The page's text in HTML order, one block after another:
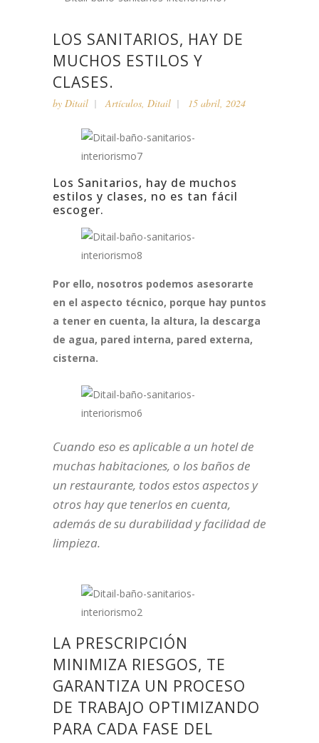
LOS SANITARIOS, HAY DE
MUCHOS ESTILOS Y
CLASES.
by Ditail Artículos, Ditail 15 abril, 2024
Los Sanitarios, hay de muchos
estilos y clases, no es tan fácil
escoger.
Por ello, nosotros podemos asesorarte
en el aspecto técnico, porque hay puntos
a tener en cuenta, la altura, la descarga
de agua, pared interna, pared externa,
cisterna.
Cuando eso es aplicable a un hotel de
muchas habitaciones, o los baños de
un restaurante, todos estos aspectos y
otros hay que tenerlos en cuenta,
además de su durabilidad y facilidad de
limpieza.
LA PRESCRIPCIÓN
MINIMIZA RIESGOS, TE
GARANTIZA UN PROCESO
DE TRABAJO OPTIMIZANDO
PARA CADA FASE DEL